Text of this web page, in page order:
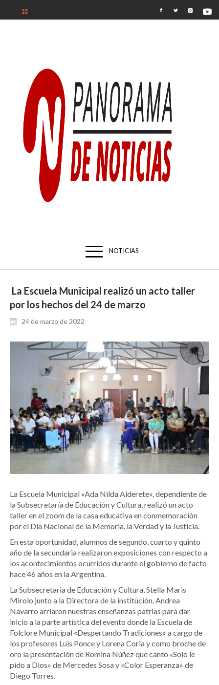
NOTICIAS
La Escuela Municipal realizó un acto taller
por los hechos del 24 de marzo
24 de marzo de 2022
La Escuela Municipal «Ada Nilda Alderete», dependiente de
la Subsecretaría de Educación y Cultura, realizó un acto
taller en el zoom de la casa educativa en conmemoración
por el Día Nacional de la Memoria, la Verdad y la Justicia.
En esta oportunidad, alumnos de segundo, cuarto y quinto
año de la secundaria realizaron exposiciones con respecto a
los acontecimientos ocurridos durante el gobierno de facto
hace 46 años en la Argentina.
La Subsecretaria de Educación y Cultura, Stella Maris
Mirolo junto a la Directora de la institución, Andrea
Navarro arriaron nuestras enseñanzas patrias para dar
inicio a la parte artística del evento donde la Escuela de
Folclore Municipal «Despertando Tradiciones» a cargo de
los profesores Luis Ponce y Lorena Coria y como broche de
oro la presentación de Romina Núñez que cantó «Solo le
pido a Dios» de Mercedes Sosa y «Color Esperanza» de
Diego Torres.